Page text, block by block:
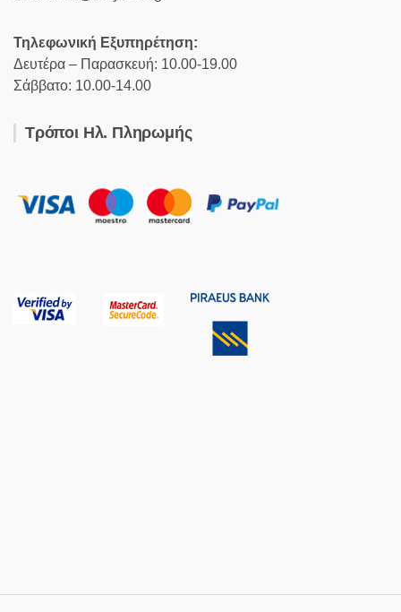
Τηλεφωνική Εξυπηρέτηση:
Δευτέρα – Παρασκευή: 10.00-19.00
Σάββατο: 10.00-14.00
Τρόποι Ηλ. Πληρωμής